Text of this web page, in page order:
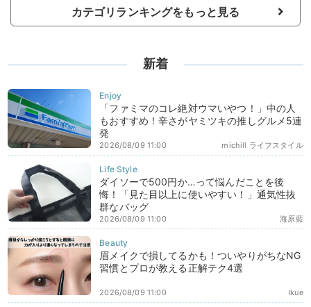
カテゴリランキングをもっと見る
新着
「ファミマのコレ絶対ウマいやつ！」中の人
もおすすめ！辛さがヤミツキの推しグルメ5連
発
michill ライフスタイル
2026/08/09 11:00
ダイソーで500円か…って悩んだことを後
悔！「見た目以上に使いやすい！」通気性抜
群なバッグ
海原藍
2026/08/09 11:00
眉メイクで損してるかも！ついやりがちなNG
習慣とプロが教える正解テク4選
Ikue
2026/08/09 11:00